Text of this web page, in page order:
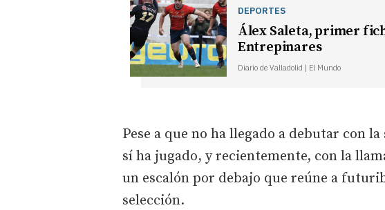
DEPORTES
Álex Saleta, primer
Entrepinares
Diario de Valladolid | El Mundo
Pese a que no ha llegado a debutar con
sí ha jugado, y recientemente, con la
un escalón por debajo que reúne a
selección.